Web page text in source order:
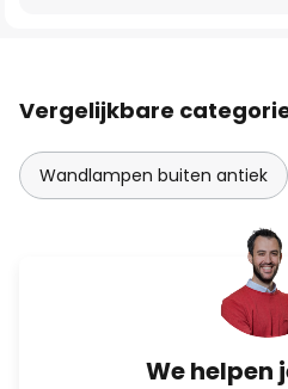
Vergelijkbare
Wandlampen buiten antiek
We helpen